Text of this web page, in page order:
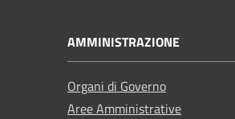
AMMINISTRAZIONE
Organi di Governo
Aree Amministrative